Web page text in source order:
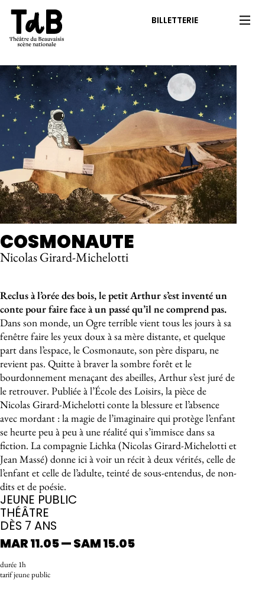
BILLETTERIE
COSMONAUTE
Nicolas Girard-Michelotti
À propos de l'événement
Reclus à l’orée des bois, le petit Arthur s’est inventé un
conte pour faire face à un passé qu’il ne comprend pas.
Dans son monde, un Ogre terrible vient tous les jours à sa
fenêtre faire les yeux doux à sa mère distante, et quelque
part dans l’espace, le Cosmonaute, son père disparu, ne
revient pas. Quitte à braver la sombre forêt et le
bourdonnement menaçant des abeilles, Arthur s’est juré de
le retrouver. Publiée à l’École des Loisirs, la pièce de
Nicolas Girard-Michelotti conte la blessure et l’absence
avec mordant : la magie de l’imaginaire qui protège l’enfant
se heurte peu à peu à une réalité qui s’immisce dans sa
fiction. La compagnie Lichka (Nicolas Girard-Michelotti et
Jean Massé) donne ici à voir un récit à deux vérités, celle de
l’enfant et celle de l’adulte, teinté de sous-entendus, de non-
dits et de poésie.
JEUNE PUBLIC
THÉÂTRE
DÈS 7 ANS
MAR 11.05 — SAM 15.05
durée 1h
tarif jeune public